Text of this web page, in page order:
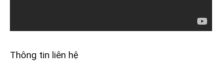
Thông tin liên hệ